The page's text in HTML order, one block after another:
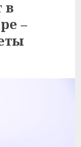
в
–